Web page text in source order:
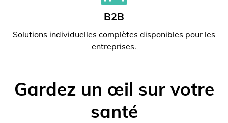
B2B
Solutions individuelles complètes disponibles pour les
entreprises.
Gardez un œil sur votre
santé